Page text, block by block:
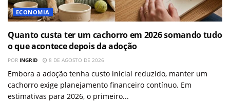
ECONOMIA
Quanto custa ter um cachorro em 2026 somando tudo
o que acontece depois da adoção
POR INGRID 8 DE AGOSTO DE 2026
Embora a adoção tenha custo inicial reduzido, manter um
cachorro exige planejamento financeiro contínuo. Em
estimativas para 2026, o primeiro...